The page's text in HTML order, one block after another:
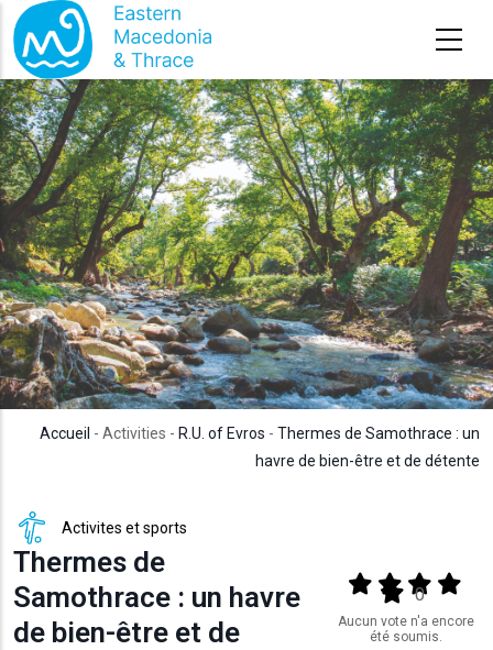
Aller au contenu principal
Accueil - Activities - R.U. of Evros - Thermes de Samothrace : un
havre de bien-être et de détente
Activites et sports
Thermes de
Samothrace : un havre
de bien-être et de
Output format
(star)(star)(star)
(star)
0
Aucun vote n'a encore
été soumis.